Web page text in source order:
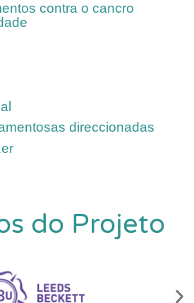
contra o cancro
direccionadas
do Projeto